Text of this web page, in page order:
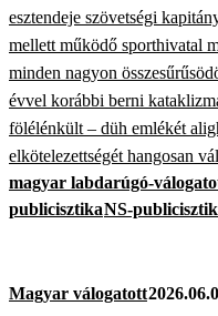
esztendeje szövetségi
mellett működő sporthivatal
minden nagyon
évvel korábbi berni
fölélénkült – düh emlékét
elkötelezettségét hangosan
magyar labdarúgó-
publicisztikaNS-
Magyar válogatott